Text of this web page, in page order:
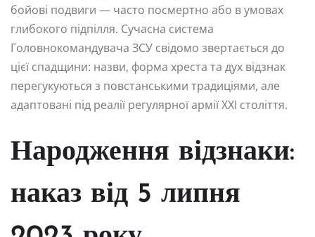
бойові подвиги — часто посмертно або в умовах
глибокого підпілля. Сучасна система
Головнокомандувача ЗСУ свідомо звертається до
цієї спадщини: назви, форма хреста та дух відзнак
перегукуються з повстанськими традиціями, але
адаптовані під реалії регулярної армії XXI століття.
Народження відзнаки:
наказ від 5 липня